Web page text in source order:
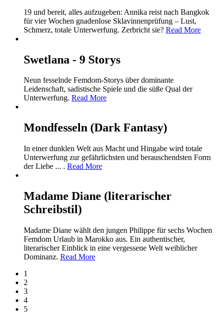
19 und bereit, alles aufzugeben: Annika reist nach Bangkok
für vier Wochen gnadenlose Sklavinnenprüfung – Lust,
Schmerz, totale Unterwerfung. Zerbricht sie? Read More
Swetlana - 9 Storys
Neun fesselnde Femdom-Storys über dominante
Leidenschaft, sadistische Spiele und die süße Qual der
Unterwerfung. Read More
Mondfesseln (Dark Fantasy)
In einer dunklen Welt aus Macht und Hingabe wird totale
Unterwerfung zur gefährlichsten und berauschendsten Form
der Liebe ... . Read More
Madame Diane (literarischer
Schreibstil)
Madame Diane wählt den jungen Philippe für sechs Wochen
Femdom Urlaub in Marokko aus. Ein authentischer,
literarischer Einblick in eine vergessene Welt weiblicher
Dominanz. Read More
1
2
3
4
5